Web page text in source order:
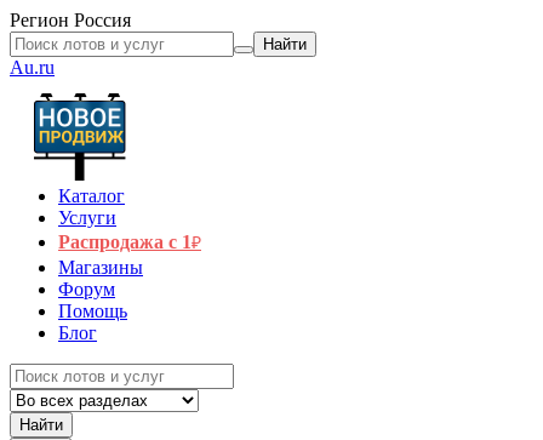
Регион Россия
Найти
Au.ru
Каталог
Услуги
Распродажа с 1₽
Магазины
Форум
Помощь
Блог
Найти